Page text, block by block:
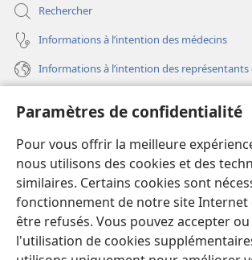
Paramètres de confidentialité
Pour vous offrir la meilleure
nous utilisons des cookies et des
similaires. Certains cookies sont
fonctionnement de notre site Internet
être refusés. Vous pouvez accepter
l'utilisation de cookies
Rechercher
Informations à l’intention des médecins
Informations à l’intention des représentants
(ouvre
une
nouvelle
fenêtre)
Bibliothèque en ligne
(ouvre
une
nouvelle
fenêtre)
JW Hub®
(ouvre
une
nouvelleJW Library